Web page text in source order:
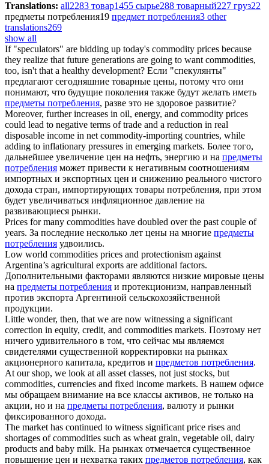
Translations: all2283 товар1455 сырье288 товарный227 груз22
предметы потребления19 предмет потребления3 other
translations269
show all
If "speculators" are bidding up today's commodity prices because
they realize that future generations are going to want commodities,
too, isn't that a healthy development? Если "спекулянты"
предлагают сегодняшние товарные цены, потому что они
понимают, что будущие поколения также будут желать иметь
предметы потребления, разве это не здоровое развитие?
Moreover, further increases in oil, energy, and commodity prices
could lead to negative terms of trade and a reduction in real
disposable income in net commodity-importing countries, while
adding to inflationary pressures in emerging markets. Более того,
дальнейшее увеличение цен на нефть, энергию и на предметы
потребления может привести к негативным соотношениям
импортных и экспортных цен и снижению реального чистого
дохода стран, импортирующих товары потребления, при этом
будет увеличиваться инфляционное давление на
развивающиеся рынки.
Prices for many commodities have doubled over the past couple of
years. За последние несколько лет цены на многие предметы
потребления удвоились.
Low world commodities prices and protectionism against
Argentina’s agricultural exports are additional factors.
Дополнительными факторами являются низкие мировые цены
на предметы потребления и протекционизм, направленный
против экспорта Аргентиной сельскохозяйственной
продукции.
Little wonder, then, that we are now witnessing a significant
correction in equity, credit, and commodities markets. Поэтому нет
ничего удивительного в том, что сейчас мы являемся
свидетелями существенной корректировки на рынках
акционерного капитала, кредитов и предметов потребления.
At our shop, we look at all asset classes, not just stocks, but
commodities, currencies and fixed income markets. В нашем офисе
мы обращаем внимание на все классы активов, не только на
акции, но и на предметы потребления, валюту и рынки
фиксированного дохода.
The market has continued to witness significant price rises and
shortages ofcommodities such as wheat grain, vegetable oil, dairy
products and baby milk. На рынках отмечается существенное
повышение цен и нехватка таких предметов потребления, как